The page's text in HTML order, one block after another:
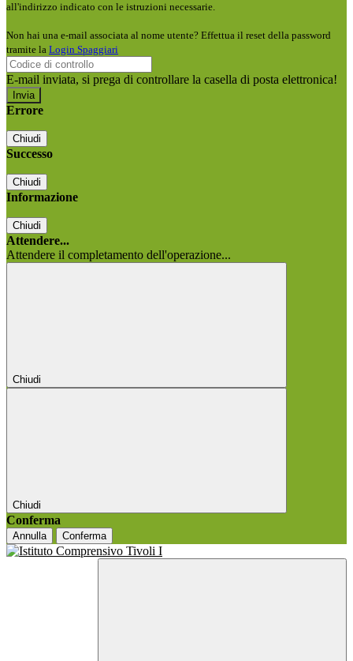
all'indirizzo indicato con le istruzioni necessarie.
Non hai una e-mail associata al nome utente? Effettua il reset della password
tramite la Login Spaggiari
E-mail inviata, si prega di controllare la casella di posta elettronica!
Errore
Chiudi
Successo
Chiudi
Informazione
Chiudi
Attendere...
Attendere il completamento dell'operazione...
Chiudi
Chiudi
Conferma
Annulla Conferma